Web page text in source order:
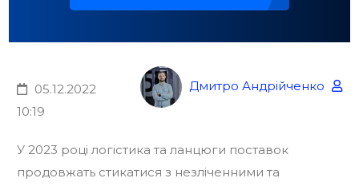
05.12.2022
10:19
Дмитро Андрійченко
У 2023 році логістика та ланцюги поставок
продовжать стикатися з незліченними та